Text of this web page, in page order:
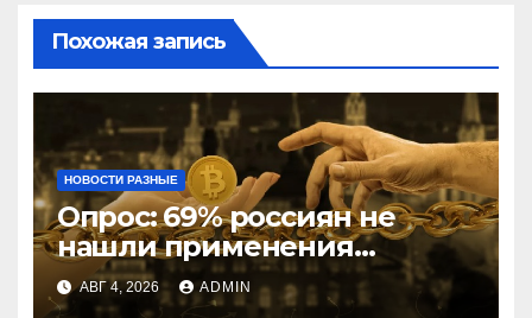
Похожая запись
НОВОСТИ РАЗНЫЕ
Опрос: 69% россиян не
нашли применения
криптовалютам
АВГ 4, 2026 ADMIN